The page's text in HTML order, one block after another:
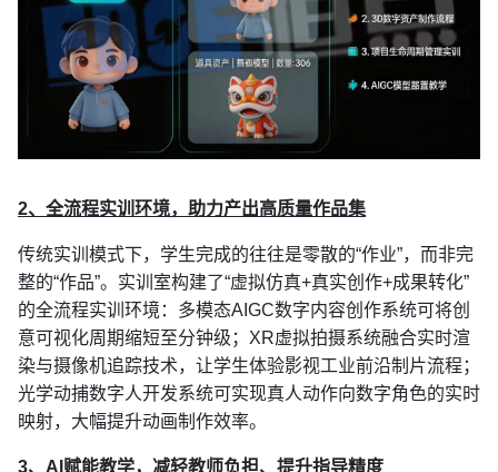
2、全流程实训环境，助力产出高质量作品集
传统实训模式下，学生完成的往往是零散的“作业”，而非完
整的“作品”。实训室构建了“虚拟仿真+真实创作+成果转化”
的全流程实训环境：多模态AIGC数字内容创作系统可将创
意可视化周期缩短至分钟级；XR虚拟拍摄系统融合实时渲
染与摄像机追踪技术，让学生体验影视工业前沿制片流程；
光学动捕数字人开发系统可实现真人动作向数字角色的实时
映射，大幅提升动画制作效率。
3、AI赋能教学，减轻教师负担、提升指导精度